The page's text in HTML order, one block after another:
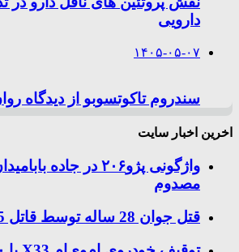
دارویی
۱۴۰۵-۰۵-۰۷
سندروم تاکوتسوبو از دیدگاه
اخرین اخبار سایت
مصدوم
قتل جوان 28 ساله توسط قاتل 15 ساله در کازرون